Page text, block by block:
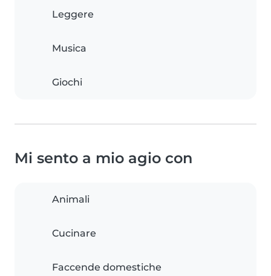
Leggere
Musica
Giochi
Mi sento a mio agio con
Animali
Cucinare
Faccende domestiche